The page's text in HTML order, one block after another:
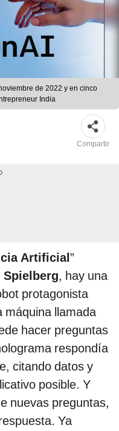
de 2022 y en cinco
India
Compartir
Artificial”
Spielberg, hay una
protagonista
máquina llamada
hacer preguntas
respondía
citando datos y
posible. Y
nuevas preguntas,
Ya